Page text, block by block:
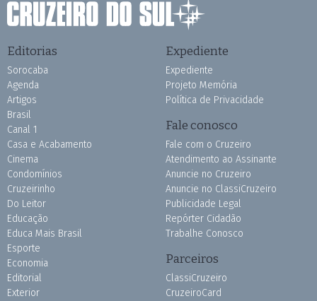
Editorias
Sorocaba
Agenda
Artigos
Brasil
Canal 1
Casa e Acabamento
Cinema
Condomínios
Cruzeirinho
Do Leitor
Educação
Educa Mais Brasil
Esporte
Economia
Editorial
Exterior
Expediente
Expediente
Projeto Memória
Política de Privacidade
Fale conosco
Fale com o Cruzeiro
Atendimento ao Assinante
Anuncie no Cruzeiro
Anuncie no ClassiCruzeiro
Publicidade Legal
Repórter Cidadão
Trabalhe Conosco
Parceiros
ClassiCruzeiro
CruzeiroCard